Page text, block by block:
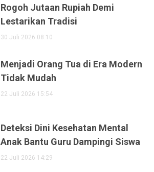
Rogoh Jutaan Rupiah Demi
Lestarikan Tradisi
30 Juli 2026 08:10
Menjadi Orang Tua di Era Modern
Tidak Mudah
22 Juli 2026 15:54
Deteksi Dini Kesehatan Mental
Anak Bantu Guru Dampingi Siswa
22 Juli 2026 14:29